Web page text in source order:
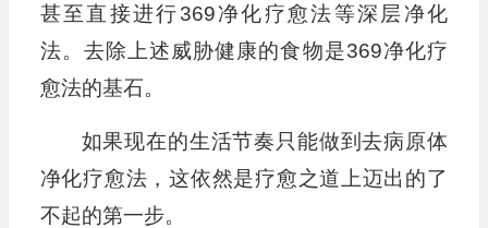
甚至直接进行369净化疗愈法等深层净化
法。去除上述威胁健康的食物是369净化疗
愈法的基石。
如果现在的生活节奏只能做到去病原体
净化疗愈法，这依然是疗愈之道上迈出的了
不起的第一步。